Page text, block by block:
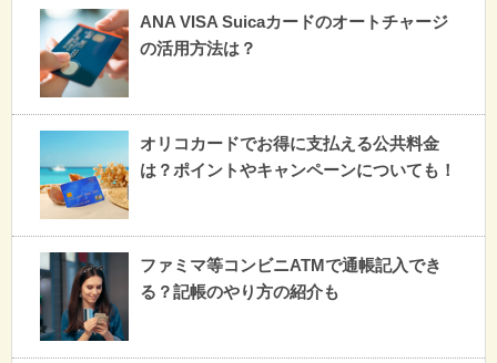
ANA VISA Suicaカードのオートチャージ
の活用方法は？
オリコカードでお得に支払える公共料金
は？ポイントやキャンペーンについても！
ファミマ等コンビニATMで通帳記入でき
る？記帳のやり方の紹介も